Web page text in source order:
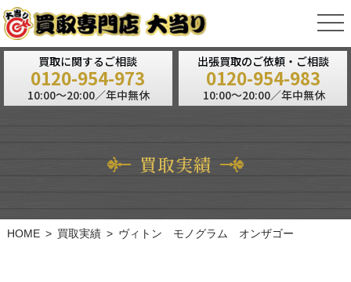
買取に関するご相談
0120-954-973
10:00～20:00／年中無休
出張買取のご依頼・ご相談
0120-954-983
10:00～20:00／年中無休
買取実績
HOME 買取実績 ヴィトン モノグラム オンザゴー